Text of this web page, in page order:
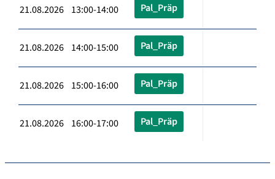
21.08.2026 13:00-14:00 Pal_Präp
21.08.2026 14:00-15:00 Pal_Präp
21.08.2026 15:00-16:00 Pal_Präp
21.08.2026 16:00-17:00 Pal_Präp